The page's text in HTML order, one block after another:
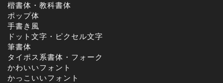
楷書体・教科書体
ポップ体
手書き風
ドット文字・ピクセル文字
筆書体
タイポス系書体・フォーク
かわいいフォント
かっこいいフォント